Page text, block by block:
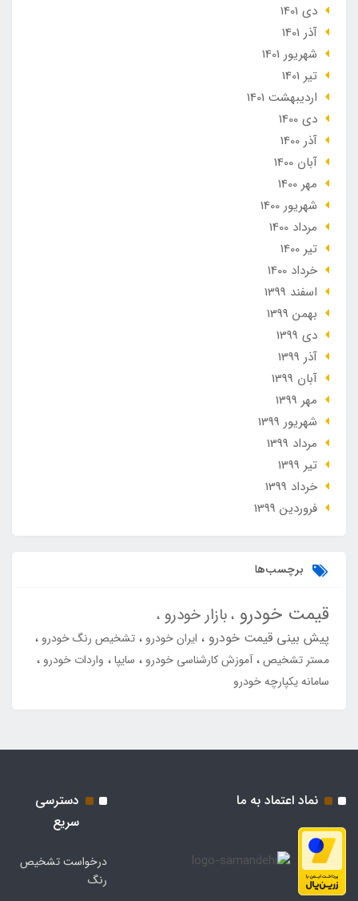
دی 1401
آذر 1401
شهریور 1401
تير 1401
ارديبهشت 1401
دی 1400
آذر 1400
آبان 1400
مهر 1400
شهریور 1400
مرداد 1400
تير 1400
خرداد 1400
اسفند 1399
بهمن 1399
دی 1399
آذر 1399
آبان 1399
مهر 1399
شهریور 1399
مرداد 1399
تير 1399
خرداد 1399
فروردین 1399
برچسب‌ها
قیمت خودرو بازار خودرو
پیش بینی قیمت خودرو ایران خودرو
تشخیص رنگ خودرو
مستر تشخیص آموزش کارشناسی خودرو سایپا
واردات خودرو
سامانه یکپارچه خودرو
نماد اعتماد به ما
دسترسی
سریع
درخواست تشخیص
رنگ